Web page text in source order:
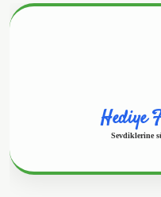
Hediye
Sevdiklerine